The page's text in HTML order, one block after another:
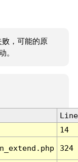
，可能的原
。
Line
14
324